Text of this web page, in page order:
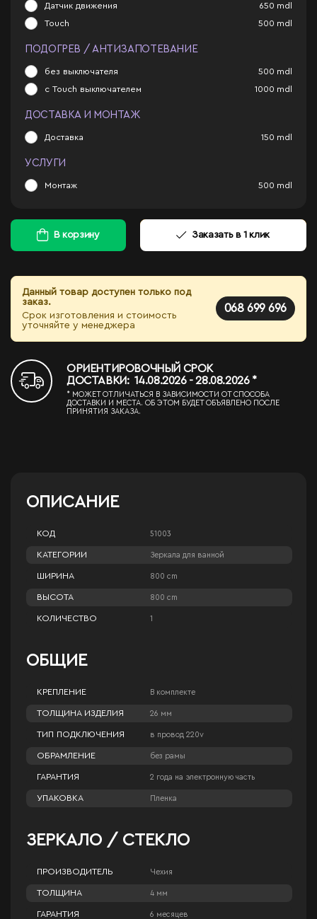
Датчик движения 650 mdl
Touch 500 mdl
ПОДОГРЕВ / АНТИЗАПОТЕВАНИЕ
без выключателя 500 mdl
с Touch выключателем 1000 mdl
ДОСТАВКА И МОНТАЖ
Доставка 150 mdl
УСЛУГИ
Монтаж 500 mdl
В корзину Заказать в 1 клик
Данный товар доступен только под
заказ.
Срок изготовления и стоимость
уточняйте у менеджера
068 699 696
ОРИЕНТИРОВОЧНЫЙ СРОК
ДОСТАВКИ: 14.08.2026 - 28.08.2026 *
* МОЖЕТ ОТЛИЧАТЬСЯ В ЗАВИСИМОСТИ ОТ СПОСОБА
ДОСТАВКИ И МЕСТА. ОБ ЭТОМ БУДЕТ ОБЪЯВЛЕНО ПОСЛЕ
ПРИНЯТИЯ ЗАКАЗА.
ОПИСАНИЕ
КОД 51003
КАТЕГОРИИ Зеркала для ванной
ШИРИНА 800 cm
ВЫСОТА 800 cm
КОЛИЧЕСТВО 1
ОБЩИЕ
КРЕПЛЕНИЕ В комплекте
ТОЛЩИНА ИЗДЕЛИЯ 26 мм
ТИП ПОДКЛЮЧЕНИЯ в провод 220v
ОБРАМЛЕНИЕ без рамы
ГАРАНТИЯ 2 года на электронную часть
УПАКОВКА Пленка
ЗЕРКАЛО / СТЕКЛО
ПРОИЗВОДИТЕЛЬ Чехия
ТОЛЩИНА 4 мм
ГАРАНТИЯ 6 месяцев